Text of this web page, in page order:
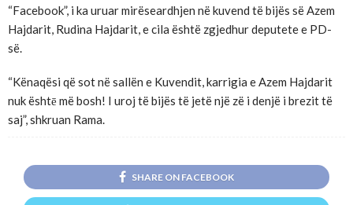
“Facebook”, i ka uruar mirëseardhjen në kuvend të bijës së Azem
Hajdarit, Rudina Hajdarit, e cila është zgjedhur deputete e PD-
së.
“Kënaqësi që sot në sallën e Kuvendit, karrigia e Azem Hajdarit
nuk ështē më bosh! I uroj të bijës të jetë një zë i denjë i brezit të
saj”, shkruan Rama.
SHARE ON FACEBOOK